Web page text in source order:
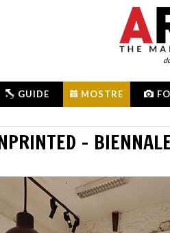
GUIDE MOSTRE
-